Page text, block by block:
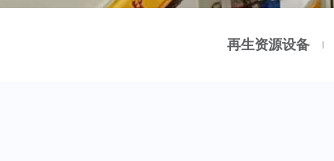
再生资源设备